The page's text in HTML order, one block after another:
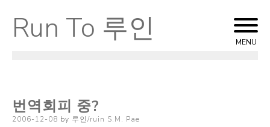
Skip
to
Run To 루인 MENU
번역회피 중?
Posted
2006-12-08 by 루인/ruin S.M. Pae